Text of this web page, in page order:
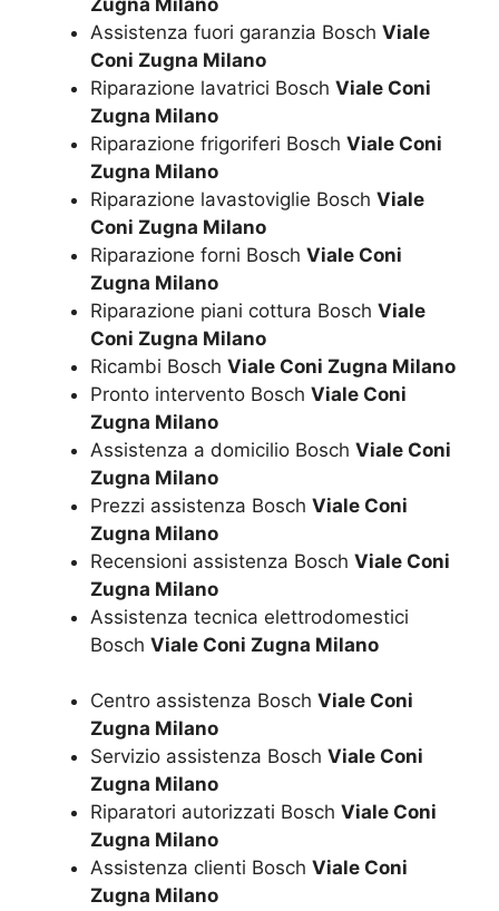
Assistenza fuori garanzia Bosch Viale
Coni Zugna Milano
Riparazione lavatrici Bosch Viale Coni
Zugna Milano
Riparazione frigoriferi Bosch Viale Coni
Zugna Milano
Riparazione lavastoviglie Bosch Viale
Coni Zugna Milano
Riparazione forni Bosch Viale Coni
Zugna Milano
Riparazione piani cottura Bosch Viale
Coni Zugna Milano
Ricambi Bosch Viale Coni Zugna Milano
Pronto intervento Bosch Viale Coni
Zugna Milano
Assistenza a domicilio Bosch Viale Coni
Zugna Milano
Prezzi assistenza Bosch Viale Coni
Zugna Milano
Recensioni assistenza Bosch Viale Coni
Zugna Milano
Assistenza tecnica elettrodomestici
Bosch Viale Coni Zugna Milano
Centro assistenza Bosch Viale Coni
Zugna Milano
Servizio assistenza Bosch Viale Coni
Zugna Milano
Riparatori autorizzati Bosch Viale Coni
Zugna Milano
Assistenza clienti Bosch Viale Coni
Zugna Milano